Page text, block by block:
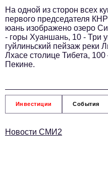
Отдел распространения/
podpiska@business-
Отдел по работе с
partner@business-
На одной из сторон всех
первого председателя
юань изображено озеро
- горы Хуаншань, 10 - Три
гуйлиньский пейзаж реки
Лхасе столице Тибета,
Пекине.
Инвестиции События
Новости СМИ2